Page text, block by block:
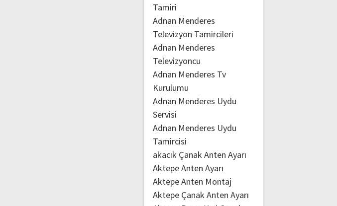
Tamiri
Adnan Menderes
Televizyon Tamircileri
Adnan Menderes
Televizyoncu
Adnan Menderes Tv
Kurulumu
Adnan Menderes Uydu
Servisi
Adnan Menderes Uydu
Tamircisi
akacık Çanak Anten Ayarı
Aktepe Anten Ayarı
Aktepe Anten Montaj
Aktepe Çanak Anten Ayarı